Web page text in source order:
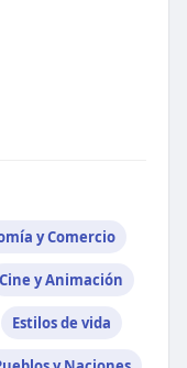
y Comercio
Cine y Animación
Estilos de vida